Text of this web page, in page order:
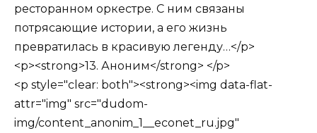
ресторанном оркестре. С ним связаны
потрясающие истории, а его жизнь
превратилась в красивую легенду…</p>
<p><strong>13. Аноним</strong> </p>
<p style="clear: both"><strong><img data-flat-
attr="img" src="dudom-
img/content_anonim_1__econet_ru.jpg"